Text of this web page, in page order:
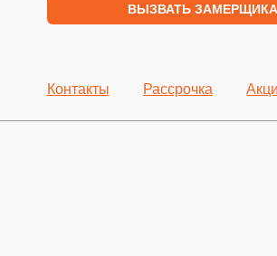
ВЫЗВАТЬ ЗАМЕРЩИКА
Контакты Рассрочка